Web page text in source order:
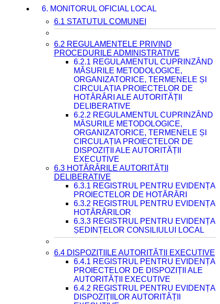
6. MONITORUL OFICIAL LOCAL
6.1 STATUTUL COMUNEI
6.2 REGULAMENTELE PRIVIND
PROCEDURILE ADMINISTRATIVE
6.2.1 REGULAMENTUL CUPRINZÂND
MĂSURILE METODOLOGICE,
ORGANIZATORICE, TERMENELE ȘI
CIRCULAȚIA PROIECTELOR DE
HOTĂRÂRI ALE AUTORITĂȚII
DELIBERATIVE
6.2.2 REGULAMENTUL CUPRINZÂND
MĂSURILE METODOLOGICE,
ORGANIZATORICE, TERMENELE ȘI
CIRCULAȚIA PROIECTELOR DE
DISPOZIȚII ALE AUTORITĂȚII
EXECUTIVE
6.3 HOTĂRÂRILE AUTORITĂȚII
DELIBERATIVE
6.3.1 REGISTRUL PENTRU EVIDENȚA
PROIECTELOR DE HOTĂRÂRI
6.3.2 REGISTRUL PENTRU EVIDENȚA
HOTĂRÂRILOR
6.3.3 REGISTRUL PENTRU EVIDENȚA
ȘEDINȚELOR CONSILIULUI LOCAL
6.4 DISPOZIȚIILE AUTORITĂȚII EXECUTIVE
6.4.1 REGISTRUL PENTRU EVIDENȚA
PROIECTELOR DE DISPOZIȚII ALE
AUTORITĂȚII EXECUTIVE
6.4.2 REGISTRUL PENTRU EVIDENȚA
DISPOZIȚIILOR AUTORITĂȚII